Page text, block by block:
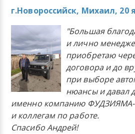
г.Новороссийск, Михаил, 20
"Большая
и лично
приобретаю
договора и до
при выборе
нюансы и давал
именно компанию
и коллегам по работе.
Спасибо Андрей!